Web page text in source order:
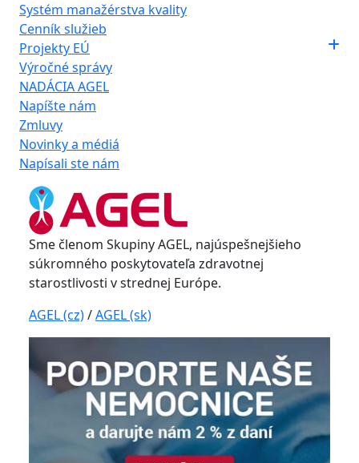
Systém manažérstva kvality
Cenník služieb
Projekty EÚ
Výročné správy
NADÁCIA AGEL
Napíšte nám
Zmluvy
Novinky a médiá
Napísali ste nám
Sme členom Skupiny AGEL, najúspešnejšieho
súkromného poskytovateľa zdravotnej
starostlivosti v strednej Európe.
AGEL (cz)/AGEL (sk)